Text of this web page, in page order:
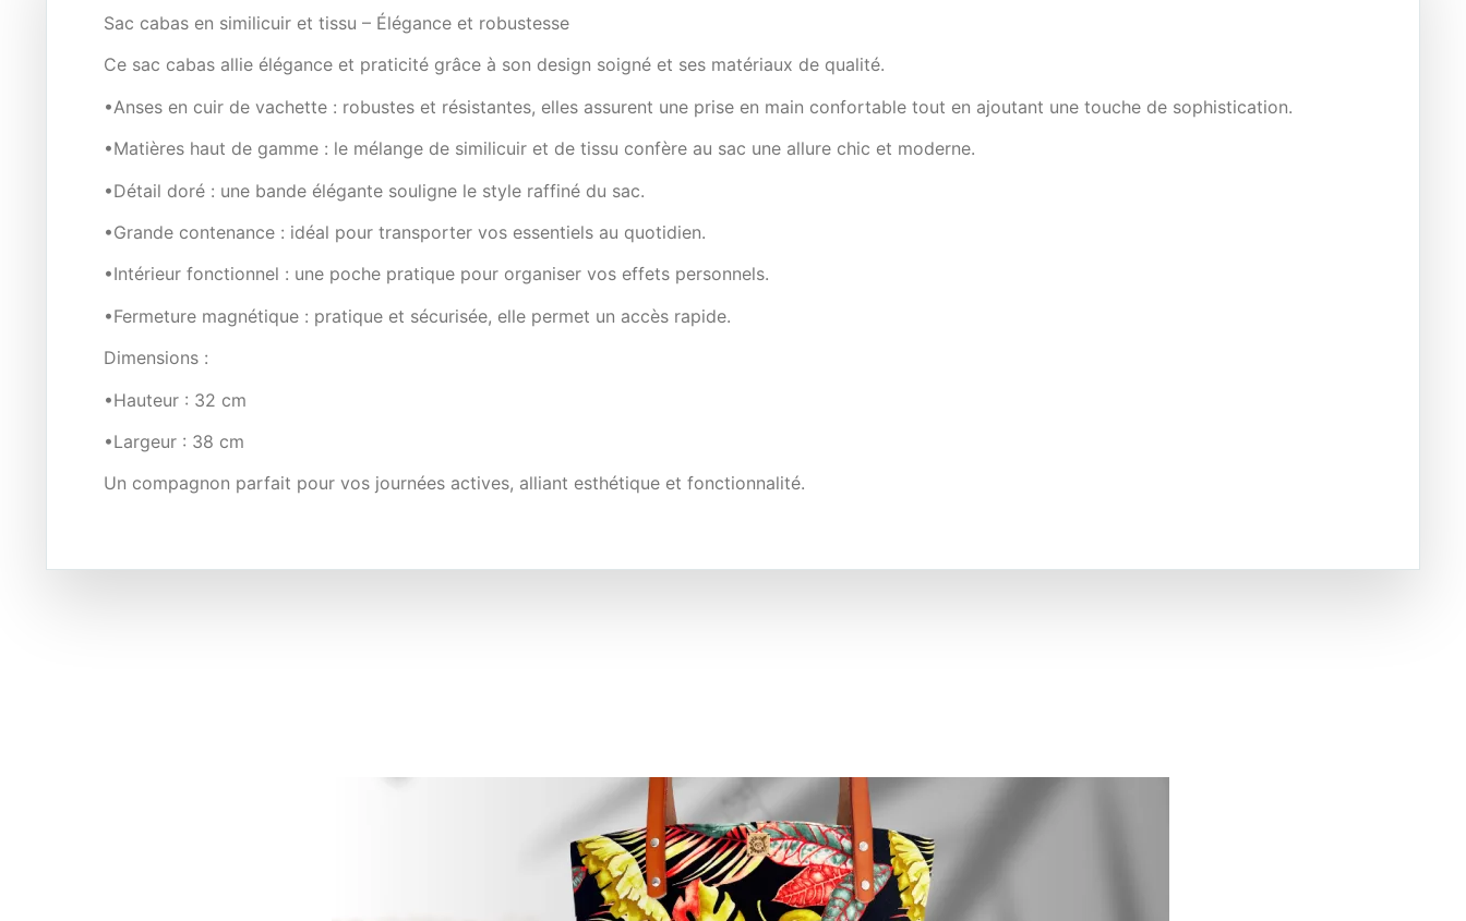
Sac cabas en similicuir et tissu – Élégance et robustesse
Ce sac cabas allie élégance et praticité grâce à son design soigné et ses matériaux de qualité.
•Anses en cuir de vachette : robustes et résistantes, elles assurent une prise en main confortable tout en ajoutant une touche de sophistication.
•Matières haut de gamme : le mélange de similicuir et de tissu confère au sac une allure chic et moderne.
•Détail doré : une bande élégante souligne le style raffiné du sac.
•Grande contenance : idéal pour transporter vos essentiels au quotidien.
•Intérieur fonctionnel : une poche pratique pour organiser vos effets personnels.
•Fermeture magnétique : pratique et sécurisée, elle permet un accès rapide.
Dimensions :
•Hauteur : 32 cm
•Largeur : 38 cm
Un compagnon parfait pour vos journées actives, alliant esthétique et fonctionnalité.